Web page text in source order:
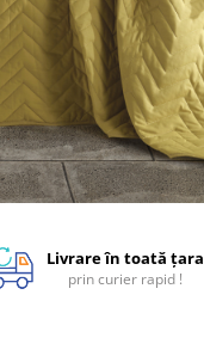
Livrare în toată țara
prin curier rapid !